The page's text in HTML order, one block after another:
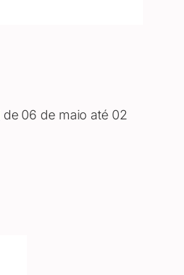
de 06 de maio até 02